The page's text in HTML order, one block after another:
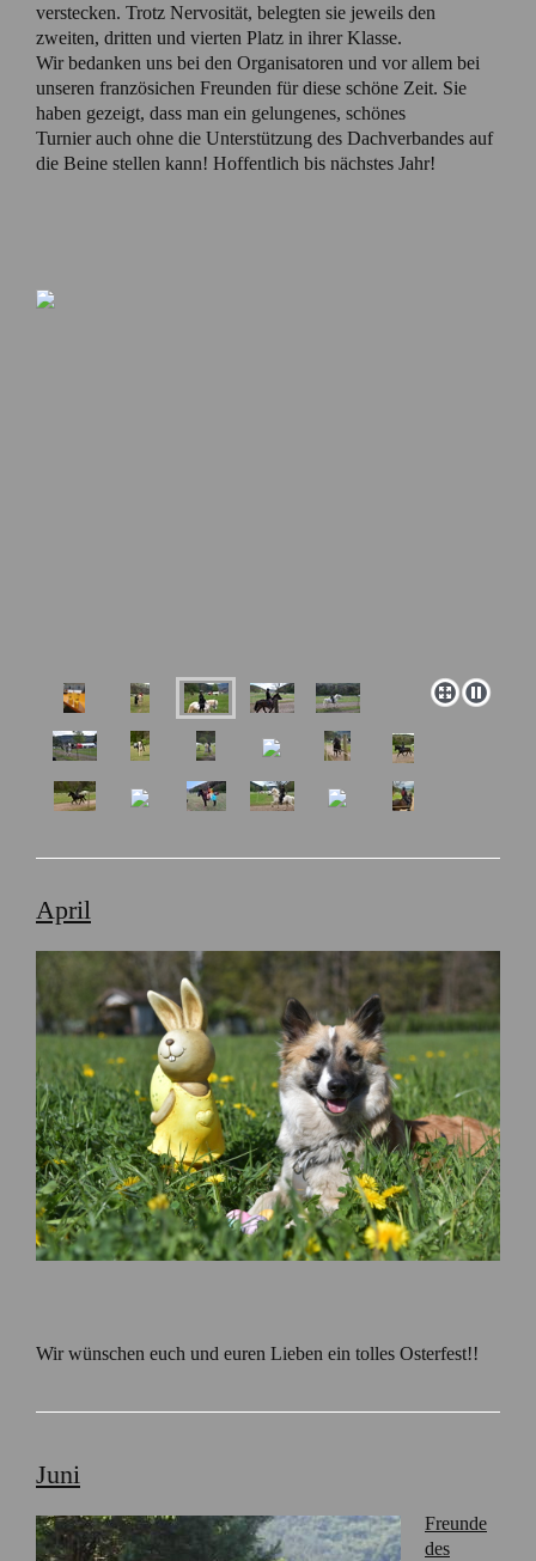
verstecken. Trotz Nervosität, belegten sie jeweils den
zweiten, dritten und vierten Platz in ihrer Klasse.
Wir bedanken uns bei den Organisatoren und vor allem bei
unseren französichen Freunden für diese schöne Zeit. Sie
haben gezeigt, dass man ein gelungenes, schönes
Turnier auch ohne die Unterstützung des Dachverbandes auf
die Beine stellen kann! Hoffentlich bis nächstes Jahr!
April
Wir wünschen euch und euren Lieben ein tolles Osterfest!!
Juni
Freunde
des